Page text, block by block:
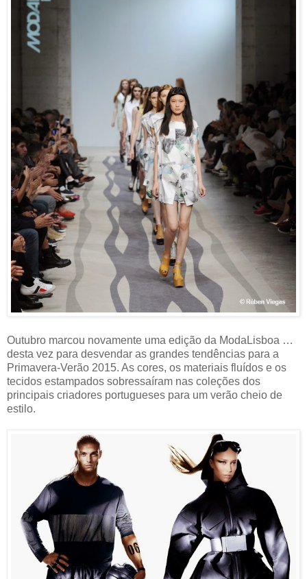
Outubro marcou novamente uma edição da ModaLisboa …
desta vez para desvendar as grandes tendências para a
Primavera-Verão 2015. As cores, os materiais fluídos e os
tecidos estampados sobressaíram nas coleções dos
principais criadores portugueses para um verão cheio de
estilo.